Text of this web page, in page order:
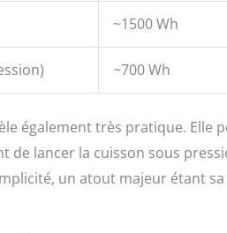
~1500 Wh
~700 Wh
également très pratique. Elle
lancer la cuisson sous
un atout majeur étant